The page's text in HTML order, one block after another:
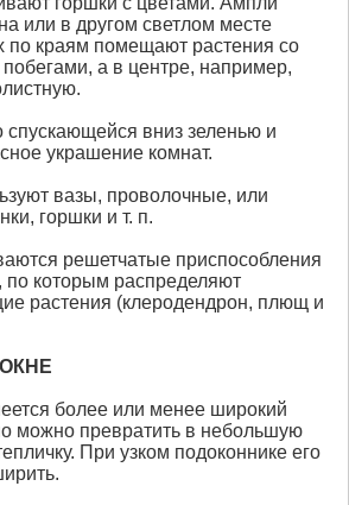
или в другом светлом месте
по краям помещают растения со
а в центре, например,
спускающейся вниз зеленью и
украшение комнат.
вазы, проволочные, или
горшки и т. п.
решетчатые приспособления
которым распределяют
растения (клеродендрон, плющ и
более или менее широкий
можно превратить в небольшую
При узком подоконнике его